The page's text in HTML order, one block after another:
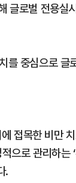
글로벌 전용
를 중심으로
접목한 비만
으로 관리하는
.